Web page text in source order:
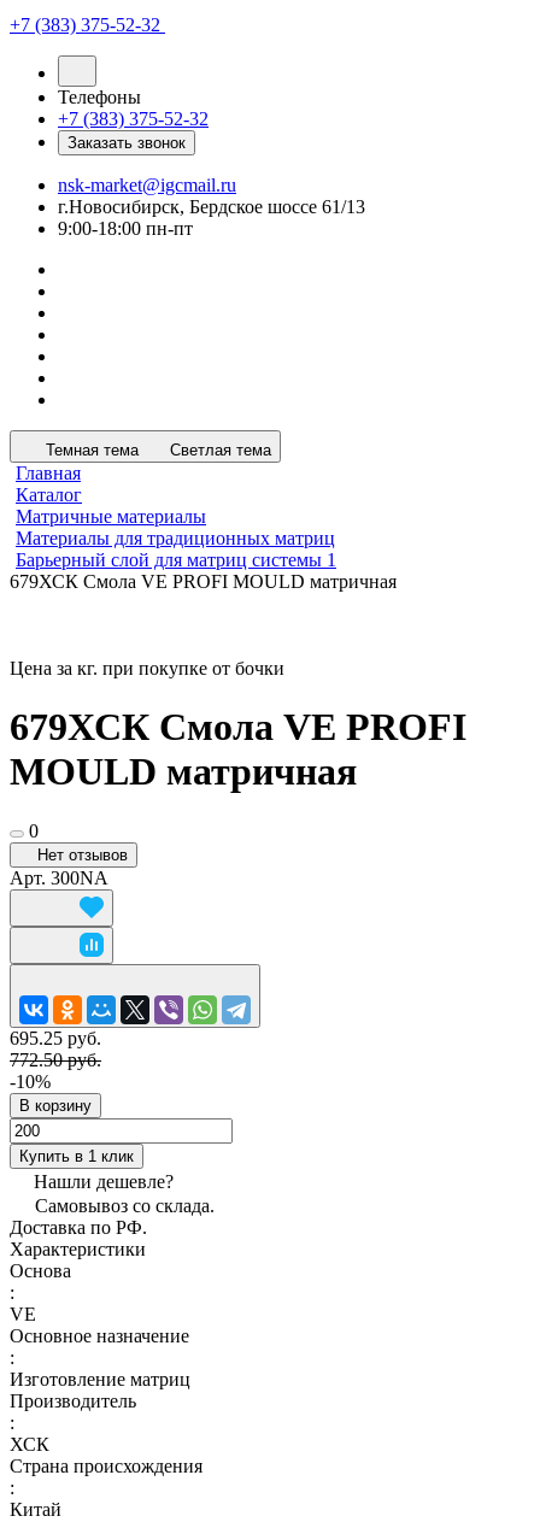
+7 (383) 375-52-32
Телефоны
+7 (383) 375-52-32
Заказать звонок
nsk-market@igcmail.ru
г.Новосибирск, Бердское шоссе 61/13
9:00-18:00 пн-пт
Темная тема Светлая тема
Главная
Каталог
Матричные материалы
Материалы для традиционных матриц
Барьерный слой для матриц системы 1
679ХСК Смола VE PROFI MOULD матричная
Цена за кг. при покупке от бочки
679ХСК Смола VE PROFI
MOULD матричная
0
Нет отзывов
Арт. 300NA
695.25 руб.
772.50 руб.
-10%
В корзину
Купить в 1 клик
Нашли дешевле?
Самовывоз со склада.
Доставка по РФ.
Характеристики
Основа
:
VE
Основное назначение
:
Изготовление матриц
Производитель
:
ХСК
Страна происхождения
:
Китай